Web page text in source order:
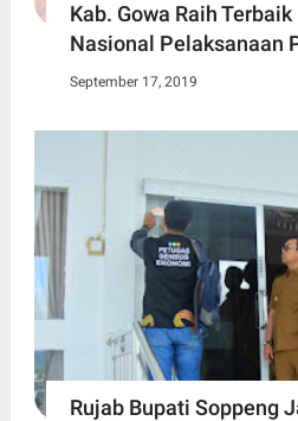
Kab. Gowa Raih
Nasional Pelaksanaan
September 17, 2019
Rujab Bupati Soppeng